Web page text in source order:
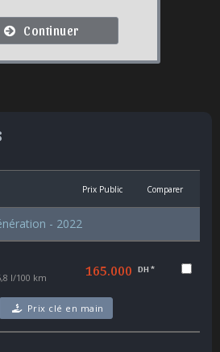
Continuer
Prix Public Comparer
- 2022
l/100 km 165.000 DH *
Prix clé en main